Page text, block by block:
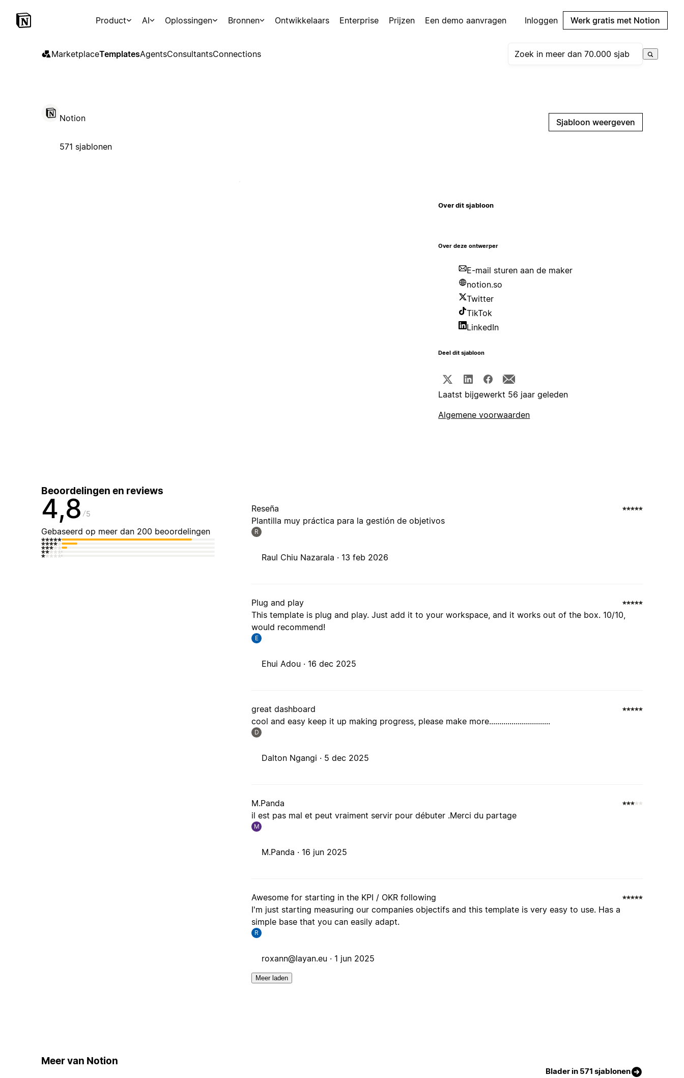
Product AI Oplossingen Bronnen Ontwikkelaars Enterprise Prijzen Een demo aanvragen Inloggen Werk gratis met Notion
MarketplaceTemplatesAgentsConsultantsConnections
Notion
571 sjablonen
Sjabloon weergeven
Over dit sjabloon
Over deze ontwerper
E-mail sturen aan de maker
notion.so
Twitter
TikTok
LinkedIn
Deel dit sjabloon
Laatst bijgewerkt 56 jaar geleden
Algemene voorwaarden
Beoordelingen en reviews
4,8 5
Gebaseerd op meer dan 200 beoordelingen
Reseña
Plantilla muy práctica para la gestión de objetivos
R
Raul Chiu Nazarala · 13 feb 2026
Plug and play
This template is plug and play. Just add it to your workspace, and it works out of the box. 10/10,
would recommend!
E
Ehui Adou · 16 dec 2025
great dashboard
cool and easy keep it up making progress, please make more..............................
D
Dalton Ngangi · 5 dec 2025
M.Panda
il est pas mal et peut vraiment servir pour débuter .Merci du partage
M
M.Panda · 16 jun 2025
Awesome for starting in the KPI / OKR following
I'm just starting measuring our companies objectifs and this template is very easy to use. Has a
simple base that you can easily adapt.
R
roxann@layan.eu · 1 jun 2025
Meer laden
Meer van Notion
Blader in 571 sjablonen